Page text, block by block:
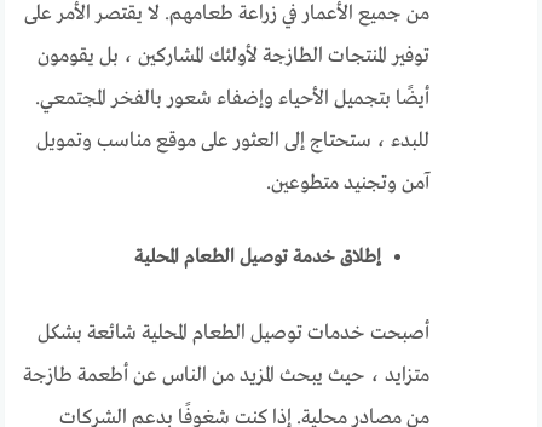
من جميع الأعمار في زراعة طعامهم. لا يقتصر الأمر على
توفير المنتجات الطازجة لأولئك المشاركين ، بل يقومون
أيضًا بتجميل الأحياء وإضفاء شعور بالفخر المجتمعي.
للبدء ، ستحتاج إلى العثور على موقع مناسب وتمويل
آمن وتجنيد متطوعين.
إطلاق خدمة توصيل الطعام المحلية
أصبحت خدمات توصيل الطعام المحلية شائعة بشكل
متزايد ، حيث يبحث المزيد من الناس عن أطعمة طازجة
من مصادر محلية. إذا كنت شغوفًا بدعم الشركات